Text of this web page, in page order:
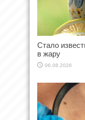
Стало
в жару
06.08.2026